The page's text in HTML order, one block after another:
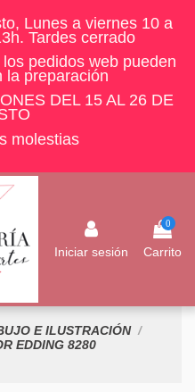
Lunes a viernes 10 a
Tardes cerrado
pedidos web pueden
la preparación
DEL 15 AL 26 DE
molestias
Iniciar sesión
0
Carrito
E ILUSTRACIÓN
EDDING 8280